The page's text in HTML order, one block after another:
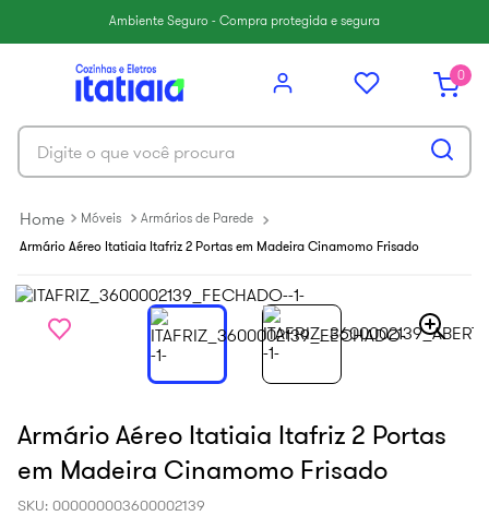
Ambiente Seguro - Compra protegida e segura
0
Digite o que você procura
Móveis
Armários de Parede
Armário Aéreo Itatiaia Itafriz 2 Portas em Madeira Cinamomo Frisado
Armário Aéreo Itatiaia Itafriz 2 Portas
em Madeira Cinamomo Frisado
SKU: 000000003600002139
balcão itatiaia
new premium
9º
armário cozinha
renova